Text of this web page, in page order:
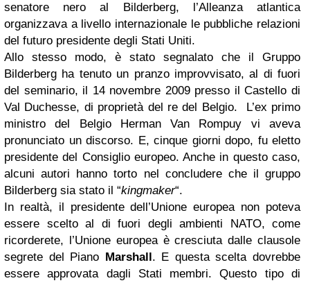
senatore nero al Bilderberg, l’Alleanza atlantica
organizzava a livello internazionale le pubbliche relazioni
del futuro presidente degli Stati Uniti.
Allo stesso modo, è stato segnalato che il Gruppo
Bilderberg ha tenuto un pranzo improvvisato, al di fuori
del seminario, il 14 novembre 2009 presso il Castello di
Val Duchesse, di proprietà del re del Belgio. L’ex primo
ministro del Belgio Herman Van Rompuy vi aveva
pronunciato un discorso. E, cinque giorni dopo, fu eletto
presidente del Consiglio europeo. Anche in questo caso,
alcuni autori hanno torto nel concludere che il gruppo
Bilderberg sia stato il “kingmaker“.
In realtà, il presidente dell’Unione europea non poteva
essere scelto al di fuori degli ambienti NATO, come
ricorderete, l’Unione europea è cresciuta dalle clausole
segrete del Piano
Marshall . E questa scelta dovrebbe
essere approvata dagli Stati membri. Questo tipo di